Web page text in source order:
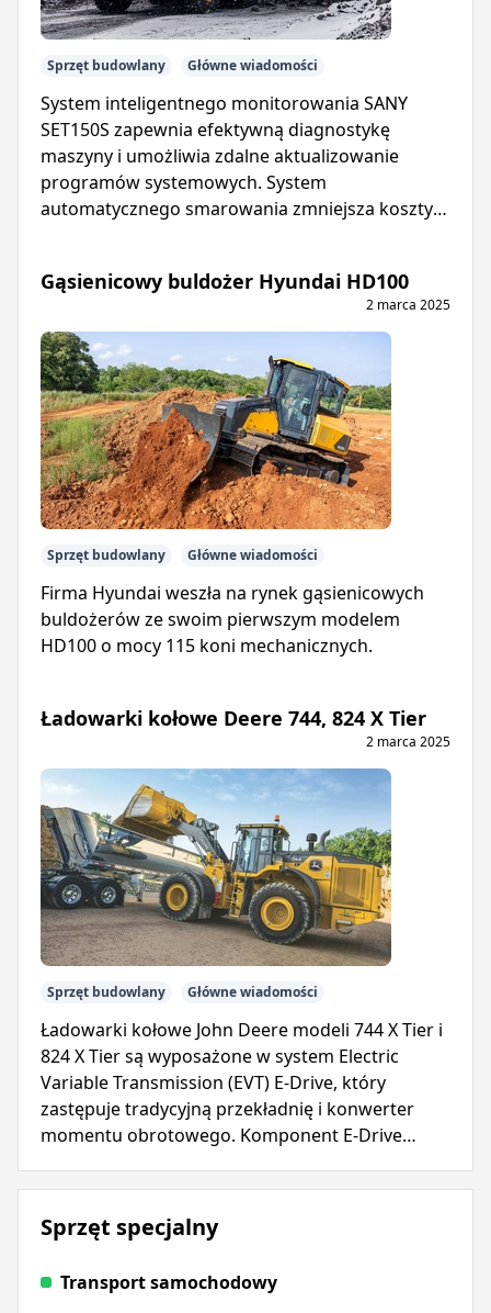
Sprzęt budowlany Główne wiadomości
System inteligentnego monitorowania SANY
SET150S zapewnia efektywną diagnostykę
maszyny i umożliwia zdalne aktualizowanie
programów systemowych. System
automatycznego smarowania zmniejsza koszty
Gąsienicowy buldożer Hyundai HD100
2 marca 2025
Sprzęt budowlany Główne wiadomości
Firma Hyundai weszła na rynek gąsienicowych
buldożerów ze swoim pierwszym modelem
HD100 o mocy 115 koni mechanicznych.
Ładowarki kołowe Deere 744, 824 X Tier
2 marca 2025
Sprzęt budowlany Główne wiadomości
Ładowarki kołowe John Deere modeli 744 X Tier i
824 X Tier są wyposażone w system Electric
Variable Transmission (EVT) E-Drive, który
zastępuje tradycyjną przekładnię i konwerter
momentu obrotowego. Komponent E-Drive
eksploatację i zmniejszając złożoność.
Sprzęt specjalny
Transport samochodowy